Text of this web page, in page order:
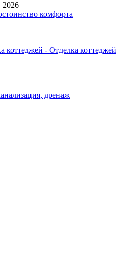
2026
комфорта
коттеджей - Отделка коттеджей
дренаж